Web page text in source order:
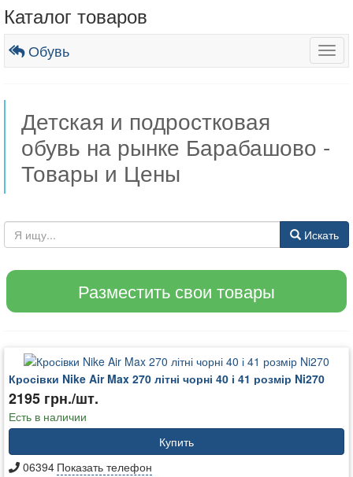
Каталог товаров
Обувь
Детская и подростковая
обувь на рынке Барабашово -
Товары и Цены
Искать
Разместить свои товары
Кросівки Nike Air Max 270 літні чорні 40 і 41 розмір Ni270
2195 грн./шт.
Есть в наличии
Купить
06394 Показать телефон